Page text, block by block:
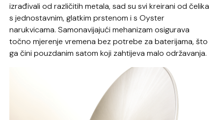
izrađivali od različitih metala, sad su svi kreirani od čelika
s jednostavnim, glatkim prstenom i s Oyster
narukvicama. Samonavijajući mehanizam osigurava
točno mjerenje vremena bez potrebe za baterijama, što
ga čini pouzdanim satom koji zahtijeva malo održavanja.